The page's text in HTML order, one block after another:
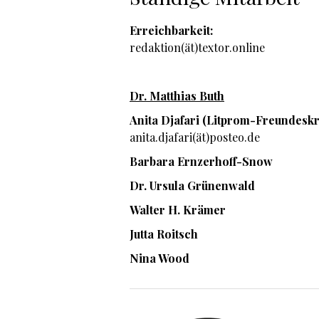
Erreichbarkeit:
redaktion(ät)textor.online
Dr. Matthias Buth
Anita Djafari (Litprom-
anita.djafari(ät)posteo.de
Barbara Ernzerhoff-Snow
Dr. Ursula Grünenwald
Walter H. Krämer
Jutta Roitsch
Nina Wood